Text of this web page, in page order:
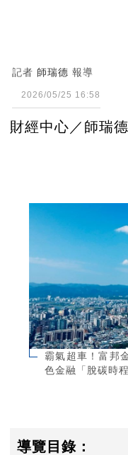
記者 師瑞德 報導
2026/05/25 16:58
財經中心／師瑞
霸氣超車！富邦
色金融「脫碳時
導覽目錄：